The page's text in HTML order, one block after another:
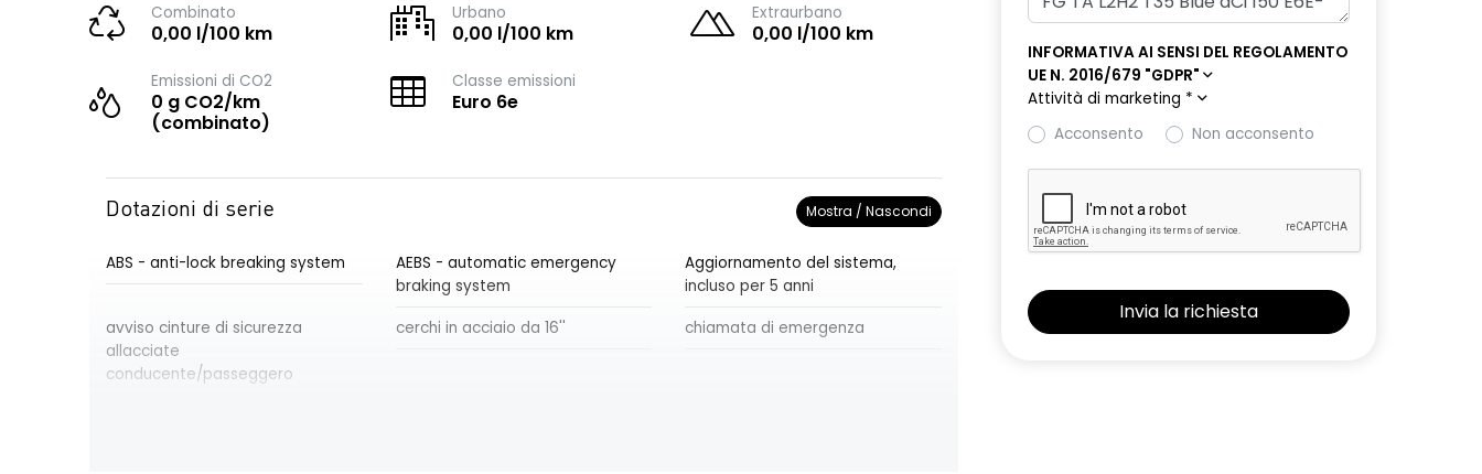
Combinato
0,00 l/100 km
Urbano
0,00 l/100 km
Extraurbano
0,00 l/100 km
Emissioni di CO2
0 g CO2/km
(combinato)
Classe emissioni
Euro 6e
Dotazioni di serie Mostra / Nascondi
ABS - anti-lock breaking system
AEBS - automatic emergency
braking system
Aggiornamento del sistema,
incluso per 5 anni
avviso cinture di sicurezza
allacciate
conducente/passeggero
cerchi in acciaio da 16'' chiamata di emergenza
INFORMATIVA AI SENSI DEL REGOLAMENTO
UE N. 2016/679 "GDPR"
Attività di marketing *
Acconsento
Non acconsento